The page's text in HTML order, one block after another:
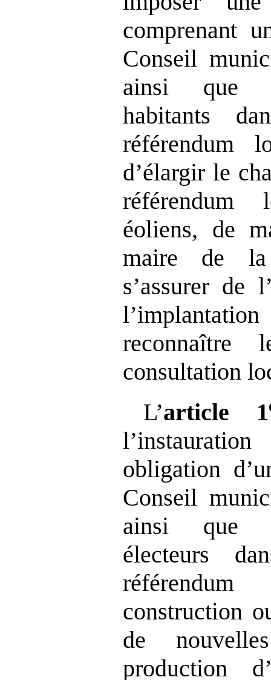
comprenant
Conseil
ainsi que
habitants
référendum
d’élargir le
éoliens, de
maire de la
s’assurer de
consultation
L’article 1
obligation
Conseil
ainsi que
électeurs
construction
de
production